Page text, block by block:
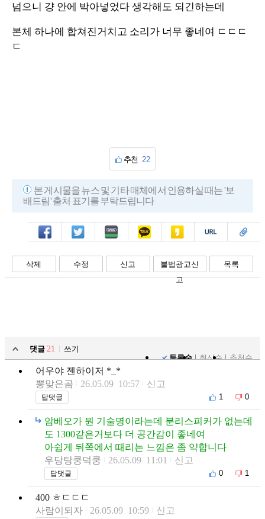
넘으니 걍 안에 박아넣었다 생각해도 되긴하는데
본체 하나에 합쳐진거치고 소리가 너무 좋네여 ㄷㄷㄷ
ㄷ
추천 22
본 게시물을 뉴스 및 기타 매체에서 인용하실 때는 '보
배드림' 출처 표기를 부탁드립니다
페북 트윗 밴드 카톡 카스 복사 스크랩
삭제 수정 신고
불법광고신
고
목록
댓글 21
쓰기
등록순
최신순 추천순
어우야 젠하이저 *_*
뽕맞은곰
26.05.09 10:57 신고
답댓글 1 0
암베오가 뭔 기술명이라는데 분리스피커가 없는데
도 1300같은거보다 더 공간감이 좋네여
아쉽게 뒤쪽에서 때리는 느낌은 좀 약합니다
우당탕쿵덕쿵
26.05.09 11:01 신고
답댓글 0 1
400 ㅎㄷㄷㄷ
사람이되자
26.05.09 10:59 신고